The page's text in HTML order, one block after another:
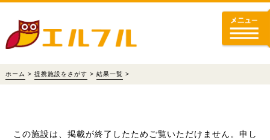
ホーム > 提携施設をさがす > 結果一覧 >
この施設は、掲載が終了したためご覧いただけません。申し